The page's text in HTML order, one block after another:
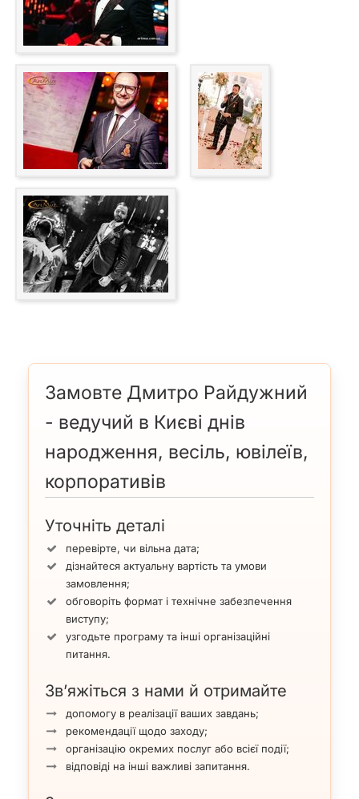
Замовте Дмитро Райдужний
- ведучий в Києві днів
народження, весіль, ювілеїв,
корпоративів
Уточніть деталі
перевірте, чи вільна дата;
дізнайтеся актуальну вартість та умови
замовлення;
обговоріть формат і технічне забезпечення
виступу;
узгодьте програму та інші організаційні
питання.
Зв’яжіться з нами й отримайте
допомогу в реалізації ваших завдань;
рекомендації щодо заходу;
організацію окремих послуг або всієї події;
відповіді на інші важливі запитання.